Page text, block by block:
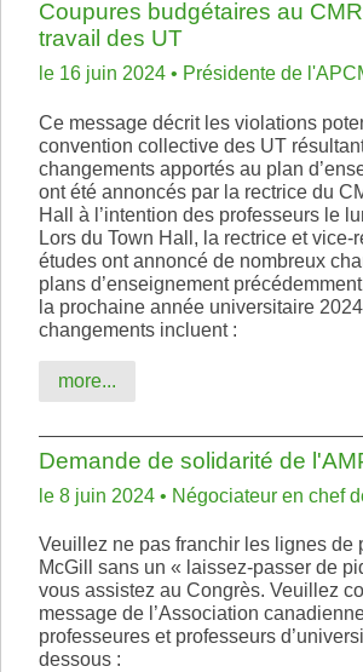
Coupures budgétaires au
travail des UT
le 16 juin 2024 • Présidente de
Ce message décrit les violations
convention collective des UT
changements apportés au plan
ont été annoncés par la rectrice du
Hall à l’intention des professeurs le
Lors du Town Hall, la rectrice et vice-
études ont annoncé de nombreux
plans d’enseignement
la prochaine année universitaire
changements incluent :
more...
Demande de solidarité de
le 8 juin 2024 • Négociateur en chef
Veuillez ne pas franchir les lignes de
McGill sans un « laissez-passer de
vous assistez au Congrès. Veuillez
message de l’Association
professeures et professeurs
dessous :